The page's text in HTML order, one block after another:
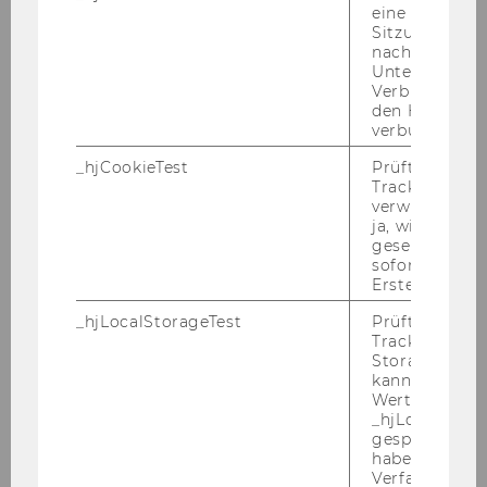
Assignments, Hausübungen und Prüfungen
SBWL des Departments oder WINF
- Präzise und gewissenhafte Arbeitsweise
Englischkenntnisse
- Interesse an Wirtschaftsinformatik und/oder
Das monatliche Entgelt beträgt 300,24 Euro
eine
Sitzung/
nach einer
Verbindung
den Hotjar-
verbunden
_hjCookieTest
Prüft, ob der
Tracking
verwenden
ja, wird ein
gesetzt. Wird
sofort nach
Erstellung
_hjLocalStorageTest
Prüft, ob der
Tracking
Storage
kann. Wenn
Wert 1
haben keine
Verfallszeit,